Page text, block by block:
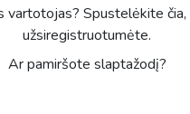
vartotojas? Spustelėkite čia,
užsiregistruotumėte.
Ar pamiršote slaptažodį?